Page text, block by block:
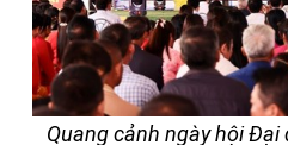
Quang cảnh ngày hội